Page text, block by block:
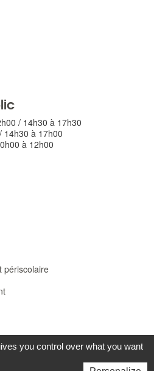
/ 14h30 à 17h30
14h30 à 17h00
à 12h00
périscolaire
you control over what you want